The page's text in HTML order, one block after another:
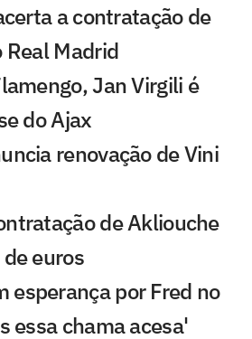
a contratação de
Real Madrid
Jan Virgili é
do Ajax
renovação de Vini
de Akliouche
euros
esperança por Fred no
essa chama acesa'